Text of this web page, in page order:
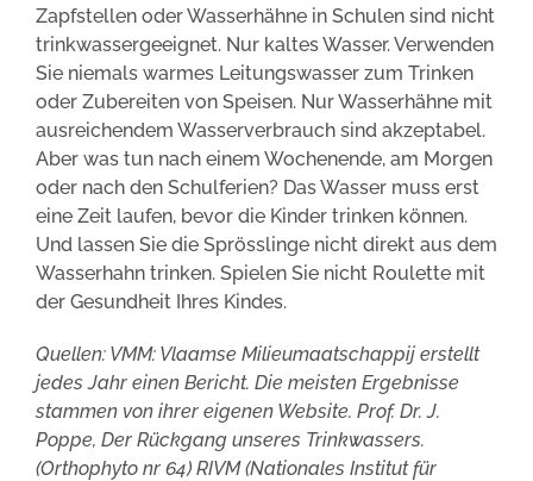
Zapfstellen oder Wasserhähne in Schulen sind nicht
trinkwassergeeignet. Nur kaltes Wasser. Verwenden
Sie niemals warmes Leitungswasser zum Trinken
oder Zubereiten von Speisen. Nur Wasserhähne mit
ausreichendem Wasserverbrauch sind akzeptabel.
Aber was tun nach einem Wochenende, am Morgen
oder nach den Schulferien? Das Wasser muss erst
eine Zeit laufen, bevor die Kinder trinken können.
Und lassen Sie die Sprösslinge nicht direkt aus dem
Wasserhahn trinken. Spielen Sie nicht Roulette mit
der Gesundheit Ihres Kindes.
Quellen: VMM: Vlaamse Milieumaatschappij erstellt
jedes Jahr einen Bericht. Die meisten Ergebnisse
stammen von ihrer eigenen Website. Prof. Dr. J.
Poppe, Der Rückgang unseres Trinkwassers.
(Orthophyto nr 64) RIVM (Nationales Institut für